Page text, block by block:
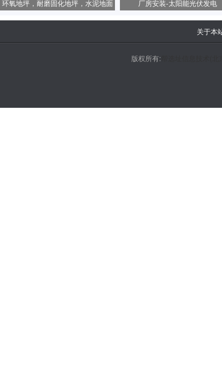
环氧地坪，耐磨固化地坪，水泥地面
起砂、起尘问题
厂房安装-太阳能光伏发电
关于本
版权所有: